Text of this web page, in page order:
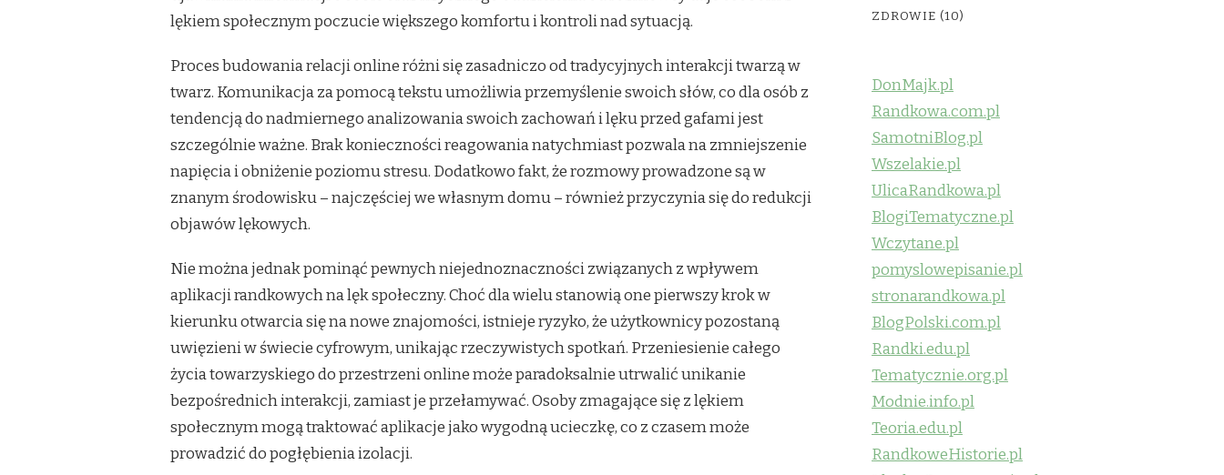
lękiem społecznym poczucie większego komfortu i kontroli nad sytuacją.
Proces budowania relacji online różni się zasadniczo od tradycyjnych interakcji twarzą w
twarz. Komunikacja za pomocą tekstu umożliwia przemyślenie swoich słów, co dla osób z
tendencją do nadmiernego analizowania swoich zachowań i lęku przed gafami jest
szczególnie ważne. Brak konieczności reagowania natychmiast pozwala na zmniejszenie
napięcia i obniżenie poziomu stresu. Dodatkowo fakt, że rozmowy prowadzone są w
znanym środowisku – najczęściej we własnym domu – również przyczynia się do redukcji
objawów lękowych.
Nie można jednak pominąć pewnych niejednoznaczności związanych z wpływem
aplikacji randkowych na lęk społeczny. Choć dla wielu stanowią one pierwszy krok w
kierunku otwarcia się na nowe znajomości, istnieje ryzyko, że użytkownicy pozostaną
uwięzieni w świecie cyfrowym, unikając rzeczywistych spotkań. Przeniesienie całego
życia towarzyskiego do przestrzeni online może paradoksalnie utrwalić unikanie
bezpośrednich interakcji, zamiast je przełamywać. Osoby zmagające się z lękiem
społecznym mogą traktować aplikacje jako wygodną ucieczkę, co z czasem może
prowadzić do pogłębienia izolacji.
ZDROWIE (10)
DonMajk.pl
Randkowa.com.pl
SamotniBlog.pl
Wszelakie.pl
UlicaRandkowa.pl
BlogiTematyczne.pl
Wczytane.pl
pomyslowepisanie.pl
stronarandkowa.pl
BlogPolski.com.pl
Randki.edu.pl
Tematycznie.org.pl
Modnie.info.pl
Teoria.edu.pl
RandkoweHistorie.pl